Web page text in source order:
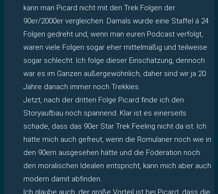
kann man Picard nicht mit den Trek Folgen der
90er/2000er vergleichen. Damals wurde eine Staffel á 24
Folgen gedreht und, wenn man euren Podcast verfolgt,
waren viele Folgen sogar eher mittelmäßig und teilweise
sogar schlecht. Ich folge dieser Einschätzung, dennoch
war es im Ganzen außergewöhnlich, daher sind wir ja 20
Jahre danach immer noch Trekkies.
Jetzt, nach der dritten Folge Picard finde ich den
Storyaufbau noch spannend. Klar ist es einerseits
schade, dass das 90er Star Trek Feeling nicht da ist. Ich
hätte mich auch gefreut, wenn die Romulaner noch wie in
den 90ern ausgesehen hätte und die Föderation noch
den moralischen Idealen entspricht, kann mich aber auch
modern damit abfinden.
Ich glaube auch, der große Vorteil ist bei Picard, dass die